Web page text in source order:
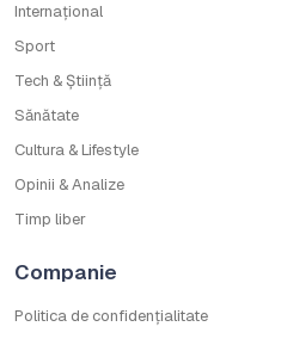
Internațional
Sport
Tech & Știință
Sănătate
Cultura & Lifestyle
Opinii & Analize
Timp liber
Companie
Politica de confidențialitate